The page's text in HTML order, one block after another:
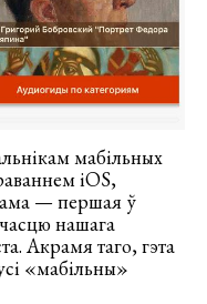
мабільных
iOS,
— першая ў
нашага
Акрамя таго, гэта
«мабільны»